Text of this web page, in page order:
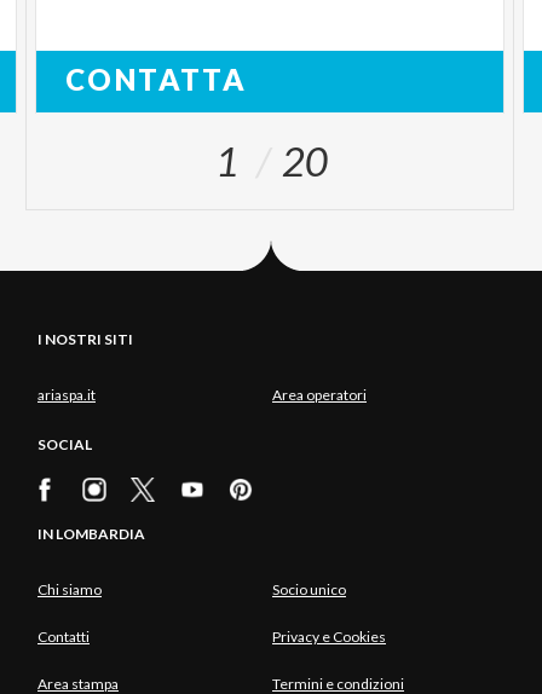
CONTATTA
1 20
I NOSTRI SITI
ariaspa.it Area operatori
SOCIAL
IN LOMBARDIA
Chi siamo Socio unico
Contatti Privacy e Cookies
Area stampa Termini e condizioni